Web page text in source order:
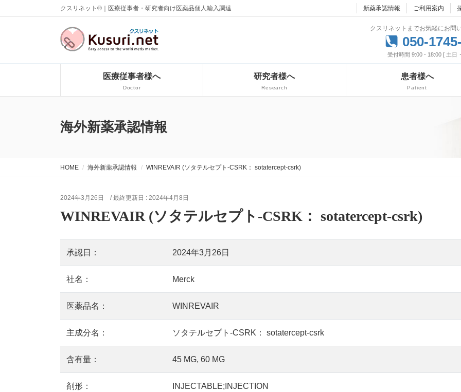
クスリネット®｜医療従事者・研究者向け医薬品個人輸入調達 新薬承認情報 ご利用案内
クスリネットまでお気軽にお問
050-
受付時間 9:00 - 18:00 [ 土日
医療従事者様へ
Doctor
研究者様へ
Research
患者様へ
Patient
海外新薬承認情報
HOME 海外新薬承認情報 WINREVAIR (ソタテルセプト-CSRK： sotatercept-csrk)
2024年3月26日 / 最終更新日 : 2024年4月8日
WINREVAIR (ソタテルセプト-CSRK： sotatercept-csrk)
承認日： 2024年3月26日
社名： Merck
医薬品名： WINREVAIR
主成分名： ソタテルセプト-CSRK： sotatercept-csrk
含有量： 45 MG, 60 MG
剤形： INJECTABLE;INJECTION